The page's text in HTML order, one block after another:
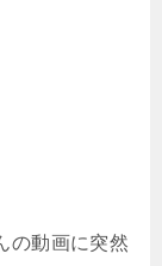
の動画に突然